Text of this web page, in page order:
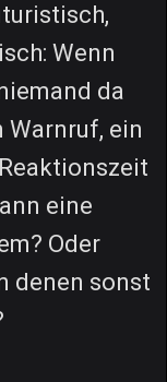
Wenn
da
Warnruf, ein
eine
Oder
denen sonst